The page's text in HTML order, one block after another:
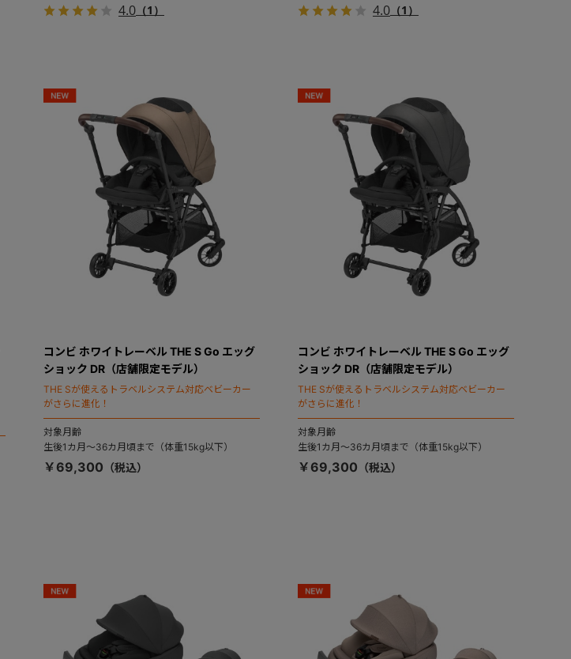
4.0（1） 4.0（1）
コンビ ホワイトレーベル THE S Go エッグ
ショック DR（店舗限定モデル）
THE Sが使えるトラベルシステム対応ベビーカー
がさらに進化！
対象月齢
生後1カ月～36カ月頃まで（体重15kg以下）
￥69,300
コンビ ホワイトレーベル THE S Go エッグ
ショック DR（店舗限定モデル）
THE Sが使えるトラベルシステム対応ベビーカー
がさらに進化！
対象月齢
生後1カ月～36カ月頃まで（体重15kg以下）
￥69,300